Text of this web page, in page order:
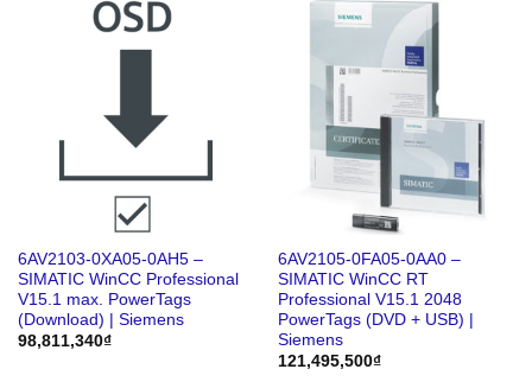
6AV2103-0XA05-0AH5 –
SIMATIC WinCC Professional
V15.1 max. PowerTags
(Download) | Siemens
98,811,340₫
6AV2105-0FA05-0AA0 –
SIMATIC WinCC RT
Professional V15.1 2048
PowerTags (DVD + USB) |
Siemens
121,495,500₫